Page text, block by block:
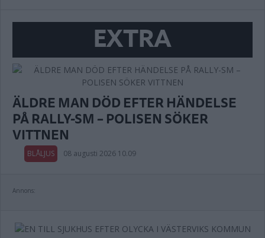
EXTRA
ÄLDRE MAN DÖD EFTER HÄNDELSE
PÅ RALLY-SM – POLISEN SÖKER
VITTNEN
BLÅLJUS 08 augusti 2026 10.09
Annons: